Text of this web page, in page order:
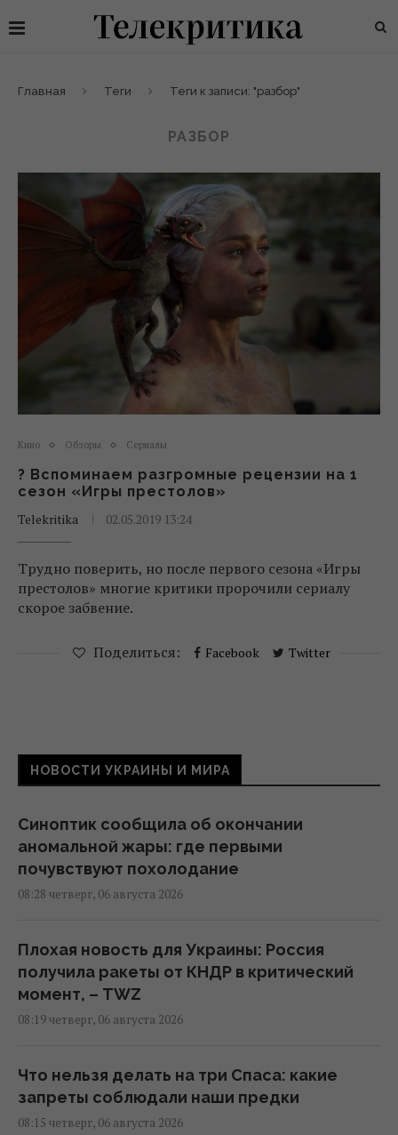
Главная Теги Теги к записи: "разбор"
РАЗБОР
Кино Обзоры Сериалы
? Вспоминаем разгромные рецензии на 1
сезон «Игры престолов»
Telekritika
02.05.2019 13:24
Трудно поверить, но после первого сезона «Игры
престолов» многие критики пророчили сериалу
скорое забвение.
Поделиться: Facebook Twitter
НОВОСТИ УКРАИНЫ И МИРА
Синоптик сообщила об окончании
аномальной жары: где первыми
почувствуют похолодание
08:28 четверг, 06 августа 2026
Плохая новость для Украины: Россия
получила ракеты от КНДР в критический
момент, – TWZ
08:19 четверг, 06 августа 2026
Что нельзя делать на три Спаса: какие
запреты соблюдали наши предки
08:15 четверг, 06 августа 2026